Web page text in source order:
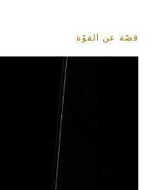
قصّة عن القوّة